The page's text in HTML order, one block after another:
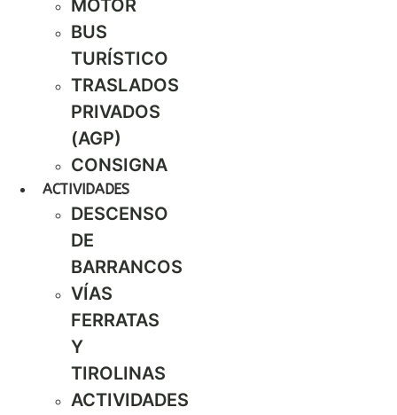
MOTOR
BUS
TURÍSTICO
TRASLADOS
PRIVADOS
(AGP)
CONSIGNA
ACTIVIDADES
DESCENSO
DE
BARRANCOS
VÍAS
FERRATAS
Y
TIROLINAS
ACTIVIDADES